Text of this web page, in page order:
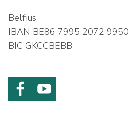
Belfius
IBAN BE86 7995 2072 9950
BIC GKCCBEBB